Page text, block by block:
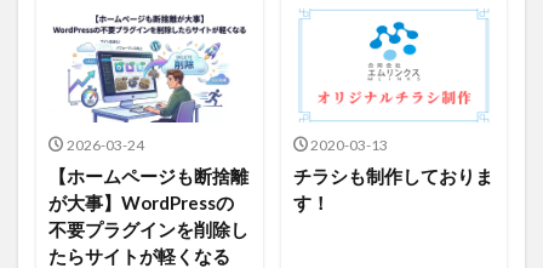
2026-03-24
【ホームページも断捨離
が大事】WordPressの
不要プラグインを削除し
たらサイトが軽くなる
2020-03-13
チラシも制作しておりま
す！